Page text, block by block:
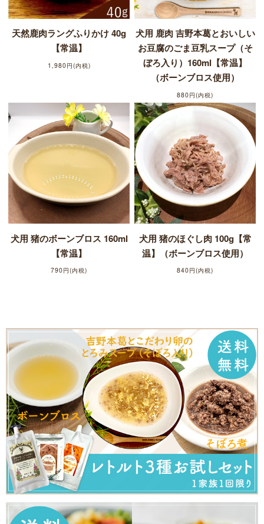
天然鹿肉ラングふりかけ 40g
【常温】
1,980円(内税)
犬用 鹿肉 吉野本葛とおいしい
お豆腐のごま豆乳スープ（そ
ぼろ入り）160ml【常温】
（ボーンブロス使用）
880円(内税)
犬用 猪のボーンブロス 160ml
【常温】
790円(内税)
犬用 猪のほぐし肉 100g【常
温】（ボーンブロス使用）
840円(内税)